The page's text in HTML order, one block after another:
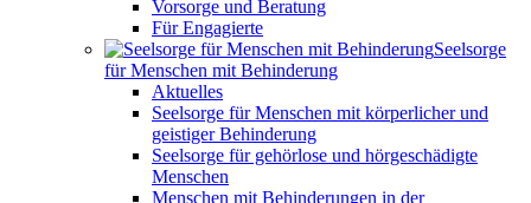
Vorsorge und Beratung
Für Engagierte
Seelsorge
für Menschen mit Behinderung
Aktuelles
Seelsorge für Menschen mit körperlicher und
geistiger Behinderung
Seelsorge für gehörlose und hörgeschädigte
Menschen
Menschen mit Behinderungen in der